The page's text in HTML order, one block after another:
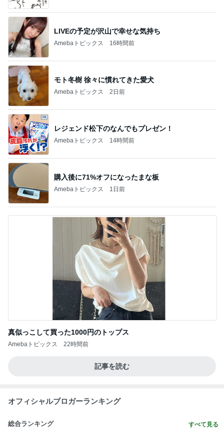
LIVEの予定が沢山で幸せな気持ち
Amebaトピックス 16時間前
モト冬樹 徐々に慣れてきた愛犬
Amebaトピックス 2日前
レジェンド松下のなんでもプレゼン！
Amebaトピックス 14時間前
購入後に71%オフになったまな板
Amebaトピックス 1日前
真似っこして買った1000円のトップス
Amebaトピックス 22時間前
記事を読む
オフィシャルブロガーランキング
総合ランキング すべて見る